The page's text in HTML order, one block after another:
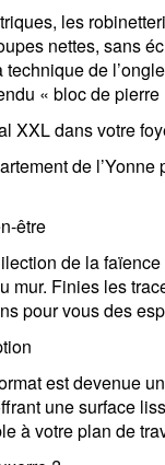
les
nettes, sans
de
« bloc de pierre
XXL dans votre
de
être
de la
mur. Finies les
pour vous des
est devenue
une surface
à votre plan de